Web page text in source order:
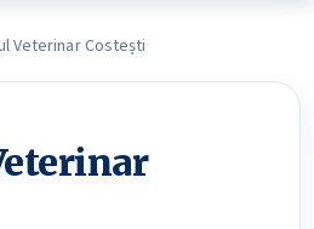
Veterinar Costești